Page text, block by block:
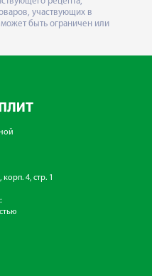
участвующих в
быть ограничен или
4, стр. 1